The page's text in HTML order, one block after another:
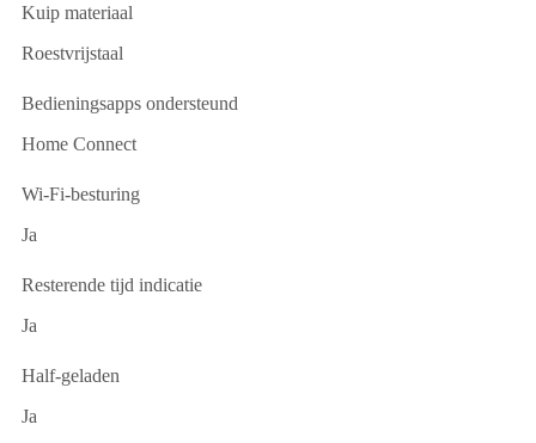
Kuip materiaal
Roestvrijstaal
Bedieningsapps ondersteund
Home Connect
Wi-Fi-besturing
Ja
Resterende tijd indicatie
Ja
Half-geladen
Ja